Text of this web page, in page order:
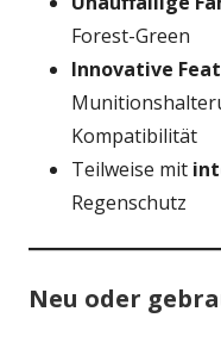
Forest-Green
Innovative
Kompatibilität
Teilweise mit
Regenschutz
Neu oder